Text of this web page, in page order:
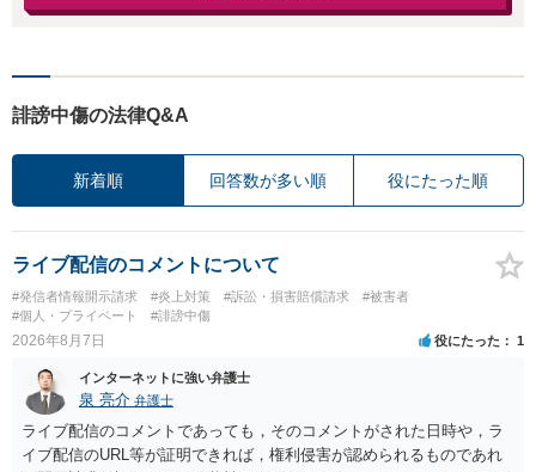
誹謗中傷の法律Q&A
新着順 回答数が多い順 役にたった順
ライブ配信のコメントについて
#発信者情報開示請求 #炎上対策 #訴訟・損害賠償請求
#被害者
#個人・プライベート
#誹謗中傷
2026年8月7日 役にたった 1
インターネットに強い弁護士
泉 亮介 弁護士
ライブ配信のコメントであっても，そのコメントがされた日時や，ラ
イブ配信のURL等が証明できれば，権利侵害が認められるものであれ